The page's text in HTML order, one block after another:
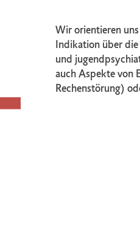
Wir orientieren
Indikation über
und
auch Aspekte von
Rechenstörung)